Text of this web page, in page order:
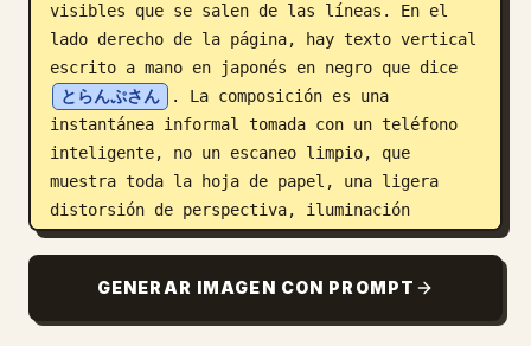
visibles que se salen de las líneas. En el
lado derecho de la página, hay texto vertical
escrito a mano en japonés en negro que dice
とらんぷさん
. La composición es una
instantánea informal tomada con un teléfono
inteligente, no un escaneo limpio, que
muestra toda la hoja de papel, una ligera
distorsión de perspectiva, iluminación
interior suave y la textura de la superficie
textura auténtica de crayón hecho a mano, las
proporciones incómodas y la estética
GENERAR IMAGEN CON PROMPT